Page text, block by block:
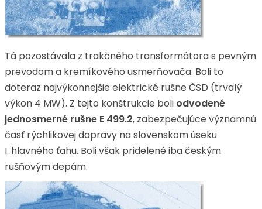
Tá pozostávala z trakčného transformátora s pevným
prevodom a kremíkového usmerňovača. Boli to
doteraz najvýkonnejšie elektrické rušne ČSD (trvalý
výkon 4 MW). Z tejto konštrukcie boli odvodené
jednosmerné rušne E 499.2, zabezpečujúce významnú
časť rýchlikovej dopravy na slovenskom úseku
I. hlavného ťahu. Boli však pridelené iba českým
rušňovým depám.